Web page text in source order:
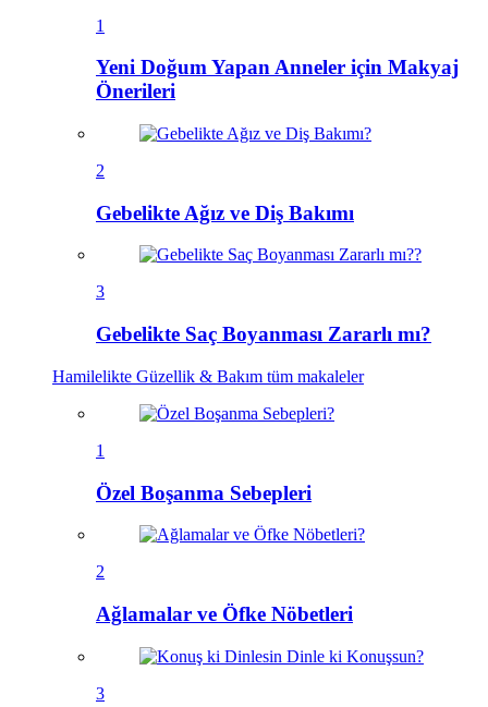
1
Yeni Doğum Yapan Anneler için Makyaj
Önerileri
2
Gebelikte Ağız ve Diş Bakımı
3
Gebelikte Saç Boyanması Zararlı mı?
Hamilelikte Güzellik & Bakım tüm makaleler
1
Özel Boşanma Sebepleri
2
Ağlamalar ve Öfke Nöbetleri
3